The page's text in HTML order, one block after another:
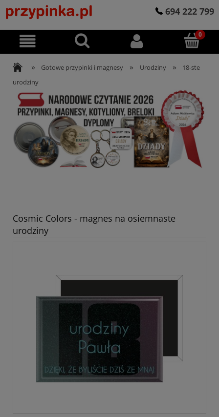
694 222 799
» Gotowe przypinki i magnesy » Urodziny »
18-ste
urodziny
Cosmic Colors - magnes na osiemnaste
urodziny